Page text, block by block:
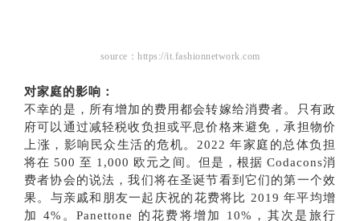
source：https://it.fashionnetwork.com
对家庭的影响：
不幸的是，所有增加的费用都会转嫁给消费者。只有政
府可以通过减轻税收负担或平息价格来避免，承担物价
上涨，影响民众生活的危机。2022 年家庭的总体负担
将在 500 至 1,000 欧元之间。但是，根据 Codacons消
费者协会的说法，我们将在圣诞节看到它们的第一个效
果。与亲戚和朋友一起庆祝的花费将比 2019 年平均增
加 4%。Panettone 的花费将增加 10%，其次是旅行